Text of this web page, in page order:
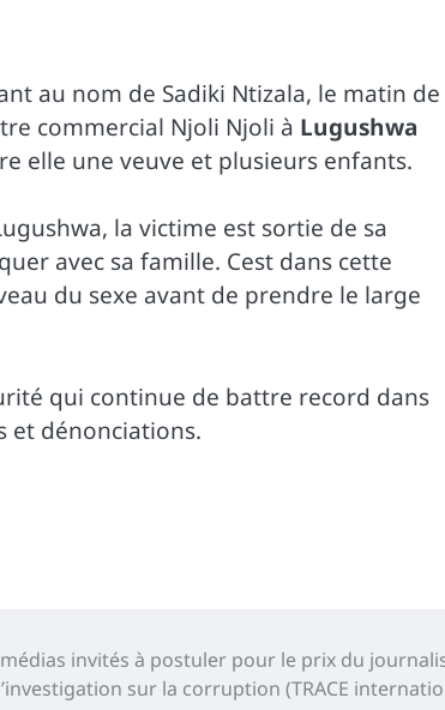
au nom de Sadiki Ntizala, le matin de
commercial Njoli Njoli à Lugushwa
elle une veuve et plusieurs enfants.
la victime est sortie de sa
avec sa famille. Cest dans cette
du sexe avant de prendre le large
qui continue de battre record dans
et dénonciations.
invités à postuler pour le prix du
sur la corruption (TRACE